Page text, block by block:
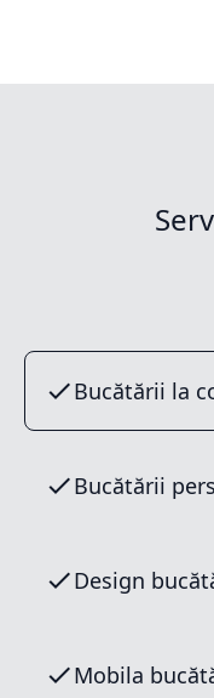
Bucătării la
Bucătării
Design
Mobila